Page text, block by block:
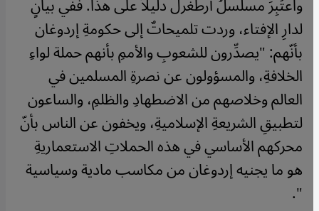
لدارِ الإفتاء، وردت تلميحاتٌ إلى حكومةِ إردوغان
بأنّهم: "يصدِّرون للشعوبِ والأممِ بأنهم حملة لواءِ
الخلافةِ، والمسؤولون عن نصرةِ المسلمين في
العالم وخلاصهم من الاضطهادِ والظلمِ، والساعون
لتطبيقِ الشريعةِ الإسلاميةِ، ويخفون عن الناس بأنّ
محركهم الأساسي في هذه الحملاتِ الاستعماريةِ
هو ما يجنيه إردوغان من مكاسب مادية وسياسية
".